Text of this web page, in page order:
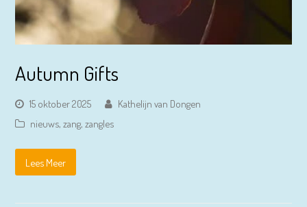
Autumn Gifts
15 oktober 2025
Kathelijn van Dongen
nieuws,zang,zangles
Lees Meer